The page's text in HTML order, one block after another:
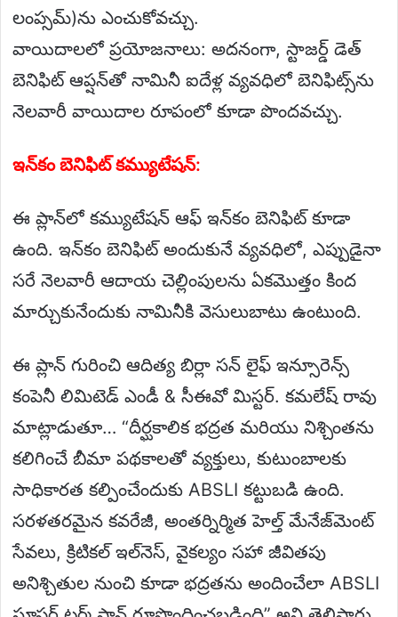
లంప్సమ్)ను ఎంచుకోవచ్చు.
వాయిదాలలో ప్రయోజనాలు: అదనంగా, స్టాజర్డ్ డెత్
బెనిఫిట్ ఆప్షన్‌తో నామినీ ఐదేళ్ల వ్యవధిలో బెనిఫిట్స్‌ను
నెలవారీ వాయిదాల రూపంలో కూడా పొందవచ్చు.
ఇన్‌కం బెనిఫిట్ కమ్యుటేషన్:
ఈ ప్లాన్‌లో కమ్యుటేషన్ ఆఫ్ ఇన్‌కం బెనిఫిట్ కూడా
ఉంది. ఇన్‌కం బెనిఫిట్ అందుకునే వ్యవధిలో, ఎప్పుడైనా
సరే నెలవారీ ఆదాయ చెల్లింపులను ఏకమొత్తం కింద
మార్చుకునేందుకు నామినీకి వెసులుబాటు ఉంటుంది.
ఈ ప్లాన్ గురించి ఆదిత్య బిర్లా సన్ లైఫ్ ఇన్సూరెన్స్
కంపెనీ లిమిటెడ్ ఎండీ & సీఈవో మిస్టర్. కమలేష్ రావు
మాట్లాడుతూ… “దీర్ఘకాలిక భద్రత మరియు నిశ్చింతను
కలిగించే బీమా పథకాలతో వ్యక్తులు, కుటుంబాలకు
సాధికారత కల్పించేందుకు ABSLI కట్టుబడి ఉంది.
సరళతరమైన కవరేజీ, అంతర్నిర్మిత హెల్త్ మేనేజ్‌మెంట్
సేవలు, క్రిటికల్ ఇల్‌నెస్, వైకల్యం సహా జీవితపు
అనిశ్చితుల నుంచి కూడా భద్రతను అందించేలా ABSLI